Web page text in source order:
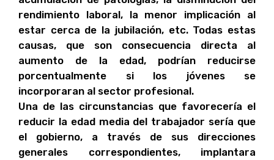
rendimiento laboral, la menor implicación al
estar cerca de la jubilación, etc. Todas estas
causas, que son consecuencia directa al
aumento de la edad, podrían reducirse
porcentualmente si los jóvenes se
incorporaran al sector profesional.
Una de las circunstancias que favorecería el
reducir la edad media del trabajador sería que
el gobierno, a través de sus direcciones
generales correspondientes, implantara